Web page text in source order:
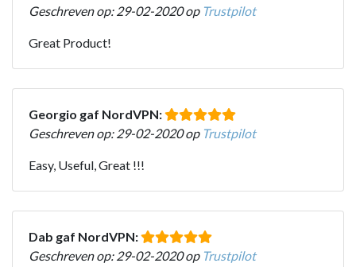
Geschreven op: 29-02-2020 op Trustpilot
Great Product!
Georgio gaf NordVPN:
Geschreven op: 29-02-2020 op Trustpilot
Easy, Useful, Great !!!
Dab gaf NordVPN:
Geschreven op: 29-02-2020 op Trustpilot